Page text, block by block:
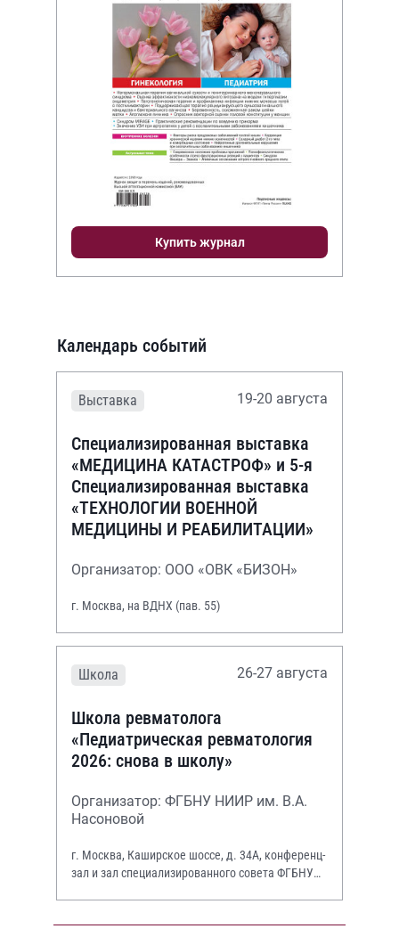
Купить журнал
Календарь событий
Выставка 19-20 августа
Специализированная выставка
«МЕДИЦИНА КАТАСТРОФ» и 5-я
Специализированная выставка
«ТЕХНОЛОГИИ ВОЕННОЙ
МЕДИЦИНЫ И РЕАБИЛИТАЦИИ»
Организатор: ООО «ОВК «БИЗОН»
г. Москва, на ВДНХ (пав. 55)
Школа 26-27 августа
Школа ревматолога
«Педиатрическая ревматология
2026: снова в школу»
Организатор: ФГБНУ НИИР им. В.А.
Насоновой
г. Москва, Каширское шоссе, д. 34А, конференц-
зал и зал специализированного совета ФГБНУ